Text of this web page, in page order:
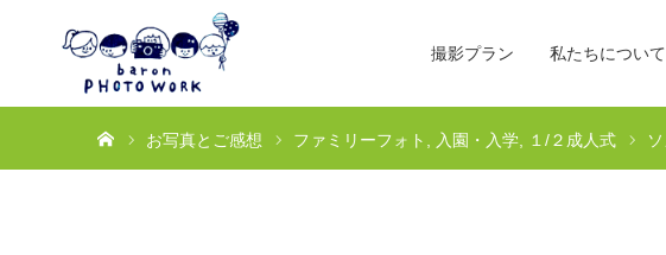
撮影プラン 私たちについて
お写真とご感想 ファミリーフォト 入園・入学 １/２成人式